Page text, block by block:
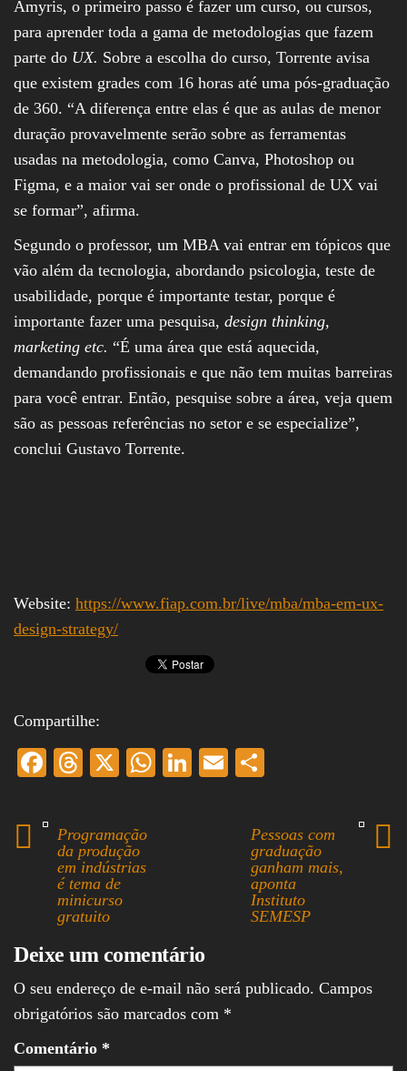
Amyris, o primeiro passo é fazer um curso, ou cursos,
para aprender toda a gama de metodologias que fazem
parte do UX. Sobre a escolha do curso, Torrente avisa
que existem grades com 16 horas até uma pós-graduação
de 360. “A diferença entre elas é que as aulas de menor
duração provavelmente serão sobre as ferramentas
usadas na metodologia, como Canva, Photoshop ou
Figma, e a maior vai ser onde o profissional de UX vai
se formar”, afirma.
Segundo o professor, um MBA vai entrar em tópicos que
vão além da tecnologia, abordando psicologia, teste de
usabilidade, porque é importante testar, porque é
importante fazer uma pesquisa, design thinking,
marketing etc. “É uma área que está aquecida,
demandando profissionais e que não tem muitas barreiras
para você entrar. Então, pesquise sobre a área, veja quem
são as pessoas referências no setor e se especialize”,
conclui Gustavo Torrente.
Website: https://www.fiap.com.br/live/mba/mba-em-ux-
design-strategy/
Compartilhe:
Fa
bo
ok
T
ds
X
W
Li
E
ail
Programação
da produção
em indústrias
é tema de
minicurso
gratuito
Pessoas com
graduação
ganham mais,
aponta
Instituto
SEMESP
Deixe um comentário
O seu endereço de e-mail não será publicado. Campos
obrigatórios são marcados com *
Comentário *